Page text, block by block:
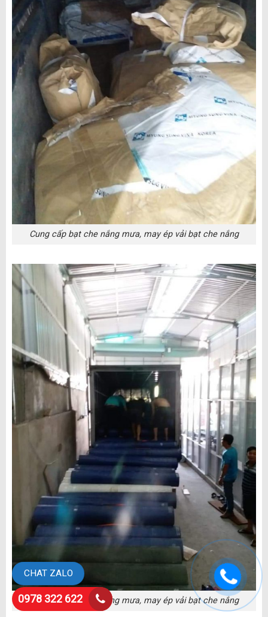
Cung cấp bạt che nắng mưa, may ép vải bạt che nắng
Cung cấp bạt che nắng mưa, may ép vải bạt che nắng
CHAT ZALO
0978 322 622